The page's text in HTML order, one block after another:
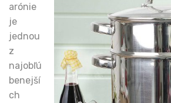
arónie
je
jednou
z
najobľú
benejší
ch